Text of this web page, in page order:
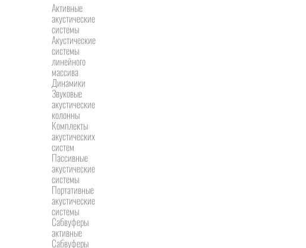
Активные
акустические
системы
Акустические
системы
линейного
массива
Динамики
Звуковые
акустические
колонны
Комплекты
акустических
систем
Пассивные
акустические
системы
Портативные
акустические
системы
Сабвуферы
активные
Сабвуферы